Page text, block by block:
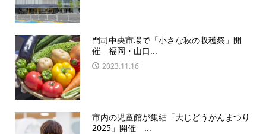
門司中央市場で「小さな秋の収穫祭」開
催 福岡・山口...
2023.11.16
市内の児童館が集結「大じどうかんまつり
2025」開催 ...